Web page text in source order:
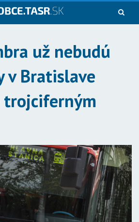
už nebudú
v Bratislave
trojciferným